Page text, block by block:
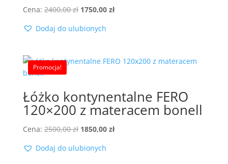
Cena: 2400,00zł Pierwotna
wynosiła:
1750,00 złAktualna
Dodaj do ulubionych
Promocja!
Łóżko kontynentalne FERO
120×200 z materacem bonell
Cena: 2500,00zł Pierwotna
wynosiła:
1850,00 złAktualna
Dodaj do ulubionych